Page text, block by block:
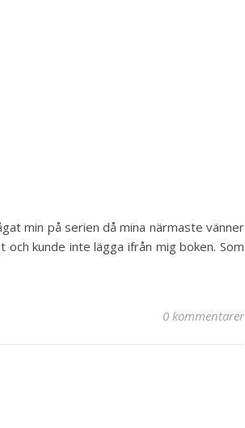
min på serien då mina närmaste vänner
kunde inte lägga ifrån mig boken. Som
0 kommentarer